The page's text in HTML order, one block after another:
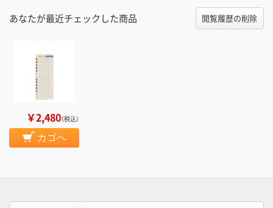
あなたが最近チェックした商品 閲覧履歴の削除
￥2,480（税込）
カゴへ